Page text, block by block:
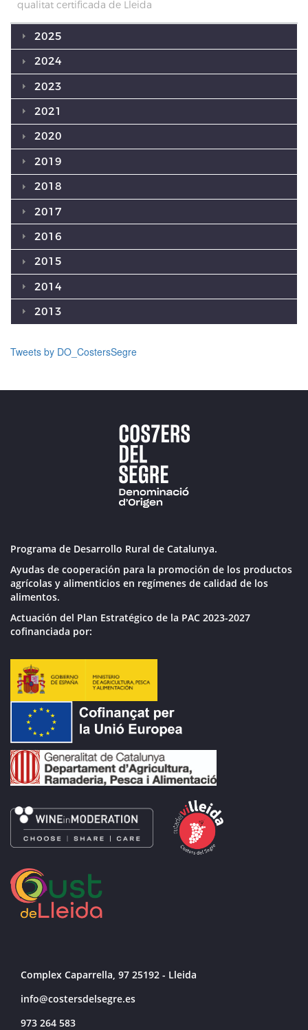
qualitat certificada de Lleida
2025
2024
2023
2021
2020
2019
2018
2017
2016
2015
2014
2013
Tweets by DO_CostersSegre
Programa de Desarrollo Rural de Catalunya.
Ayudas de cooperación para la promoción de los productos
agrícolas y alimenticios en regímenes de calidad de los
alimentos.
Actuación del Plan Estratégico de la PAC 2023-2027
cofinanciada por:
Complex Caparrella, 97 25192 - Lleida
info@costersdelsegre.es
973 264 583